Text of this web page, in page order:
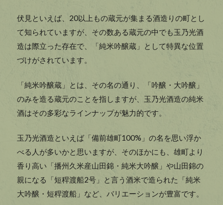
伏見といえば、20以上もの蔵元が集まる酒造りの町とし
て知られていますが、その数ある蔵元の中でも玉乃光酒
造は際立った存在で、「純米吟醸蔵」として特異な位置
づけがされています。
「純米吟醸蔵」とは、その名の通り、「吟醸・大吟醸」
のみを造る蔵元のことを指しますが、玉乃光酒造の純米
酒はその多彩なラインナップが魅力的です。
玉乃光酒造といえば「備前雄町100%」の名を思い浮か
べる人が多いかと思いますが、そのほかにも、雄町より
香り高い「播州久米産山田錦・純米大吟醸」や山田錦の
親になる「短稈渡船2号」と言う酒米で造られた「純米
大吟醸・短稈渡船」など、バリエーションが豊富です。